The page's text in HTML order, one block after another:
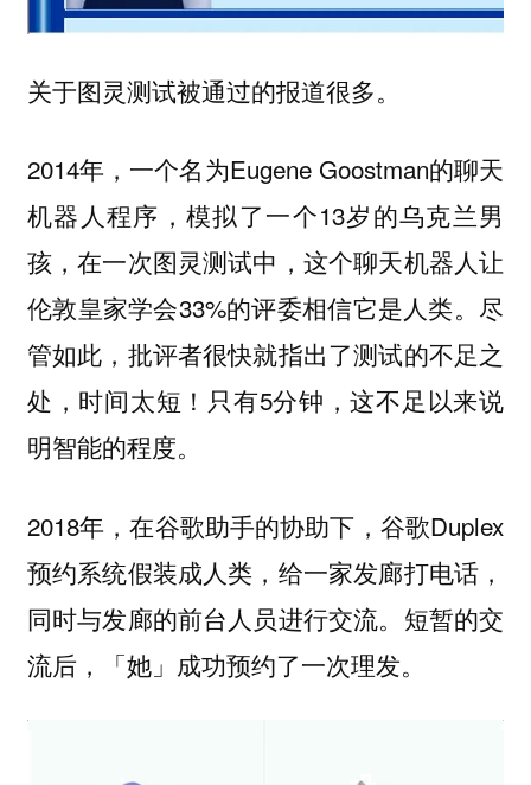
关于图灵测试被通过的报道很多。
2014年，一个名为Eugene Goostman的聊天
机器人程序，模拟了一个13岁的乌克兰男
孩，在一次图灵测试中，这个聊天机器人让
伦敦皇家学会33%的评委相信它是人类。尽
管如此，批评者很快就指出了测试的不足之
处，时间太短！只有5分钟，这不足以来说
明智能的程度。
2018年，在谷歌助手的协助下，谷歌Duplex
预约系统假装成人类，给一家发廊打电话，
同时与发廊的前台人员进行交流。短暂的交
流后，「她」成功预约了一次理发。